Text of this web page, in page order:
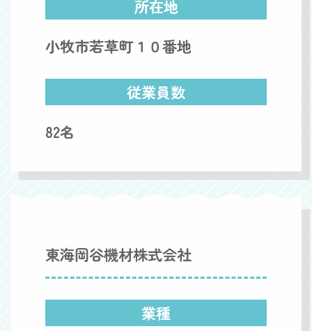
所在地
小牧市若草町１０番地
従業員数
82名
東海岡谷機材株式会社
業種